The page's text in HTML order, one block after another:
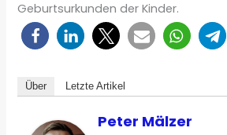
Geburtsurkunden der Kinder.
Über Letzte Artikel
Peter Mälzer